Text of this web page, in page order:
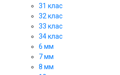
31 клас
32 клас
33 клас
34 клас
6 мм
7 мм
8 мм